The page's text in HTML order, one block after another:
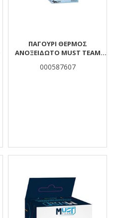
ΠΑΓΟΎΡΙ ΘΕΡΜΌΣ
ΑΝΟΞΕΊΔΩΤΟ MUST TEAM
000587607